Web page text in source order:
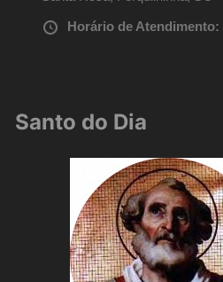
Horário de Atendimento:
Santo do Dia